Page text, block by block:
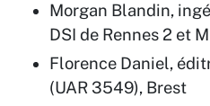
Morgan Blandin,
DSI de Rennes 2 et
Florence Daniel,
(UAR 3549), Brest